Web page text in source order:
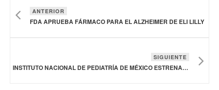
ANTERIOR
FDA APRUEBA FÁRMACO PARA EL ALZHEIMER DE ELI LILLY
SIGUIENTE
INSTITUTO NACIONAL DE PEDIATRÍA DE MÉXICO ESTRENA EQUIPO DE VANGUARDIA